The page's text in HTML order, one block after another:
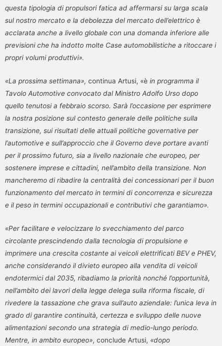
questa tipologia di propulsori fatica ad affermarsi su larga scala
sul nostro mercato e la debolezza del mercato dell’elettrico è
acclarata anche a livello globale con una domanda inferiore alle
previsioni che ha indotto molte Case automobilistiche a ritoccare i
propri volumi produttivi».
«La prossima settimana», continua Artusi, «è in programma il
Tavolo Automotive convocato dal Ministro Adolfo Urso dopo
quello tenutosi a febbraio scorso. Sarà l’occasione per esprimere
la nostra posizione sul contesto generale delle politiche sulla
transizione, sui risultati delle attuali politiche governative per
l’automotive e sull’approccio che il Governo deve portare avanti
per il prossimo futuro, sia a livello nazionale che europeo, per
sostenere imprese e cittadini, nell’ambito della transizione. Non
mancheremo di ribadire la centralità dei concessionari per il buon
funzionamento del mercato in termini di concorrenza e sicurezza
e il peso in termini occupazionali e contributivi che garantiamo».
«Per facilitare e velocizzare lo svecchiamento del parco
circolante prescindendo dalla tecnologia di propulsione e
imprimere una crescita costante ai veicoli elettrificati BEV e PHEV,
anche considerando il divieto europeo alla vendita di veicoli
endotermici dal 2035, ribadiamo la priorità nonché l’opportunità,
nell’ambito dei lavori della legge delega sulla riforma fiscale, di
rivedere la tassazione che grava sull’auto aziendale: l’unica leva in
grado di garantire continuità, certezza e sviluppo delle nuove
alimentazioni secondo una strategia di medio-lungo periodo.
Mentre, in ambito europeo», conclude Artusi, «dopo